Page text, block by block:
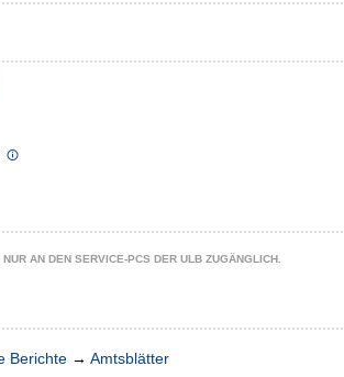
AN DEN SERVICE-PCS DER ULB ZUGÄNGLICH.
Berichte → Amtsblätter